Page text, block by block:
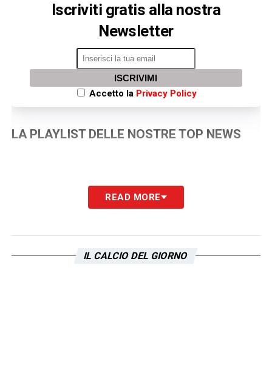
Iscriviti gratis alla nostra
Newsletter
ISCRIVIMI
Accetto la Privacy Policy
LA PLAYLIST DELLE NOSTRE TOP NEWS
READ MORE
IL CALCIO DEL GIORNO